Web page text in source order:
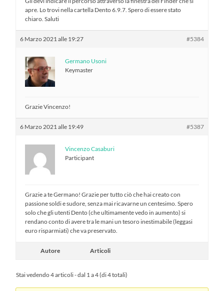
apre. Lo trovi nella cartella Dento 6.9.7. Spero di essere stato
chiaro. Saluti
6 Marzo 2021 alle 19:27 #5384
Germano Usoni
Keymaster
Grazie Vincenzo!
6 Marzo 2021 alle 19:49 #5387
Vincenzo Casaburi
Participant
Grazie a te Germano! Grazie per tutto ciò che hai creato con
passione soldi e sudore, senza mai ricavarne un centesimo. Spero
solo che gli utenti Dento (che ultimamente vedo in aumento) si
rendano conto di avere tra le mani un tesoro inestimabile (leggasi
euro risparmiati) che va preservato.
Autore Articoli
Stai vedendo 4 articoli - dal 1 a 4 (di 4 totali)